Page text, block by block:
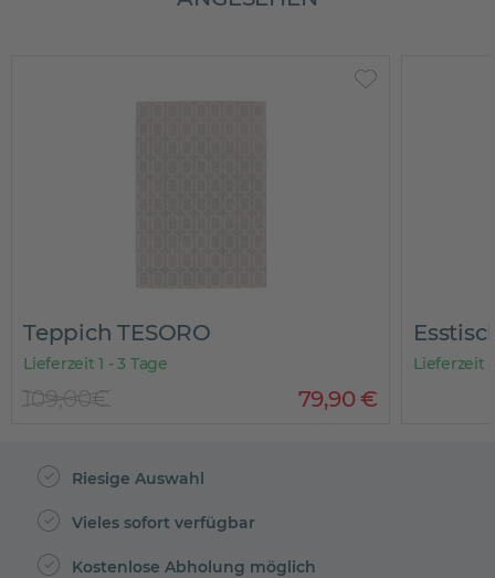
Teppich TESORO
Lieferzeit 1 - 3 Tage
79,90€
109,00€
Lieferzeit
Riesige Auswahl
Vieles sofort verfügbar
Kostenlose Abholung möglich